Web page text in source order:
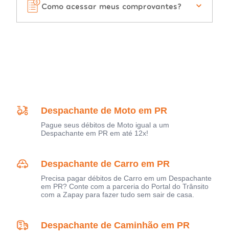
Como acessar meus comprovantes?
Despachante de Moto em PR
Pague seus débitos de Moto igual a um
Despachante em PR em até 12x!
Despachante de Carro em PR
Precisa pagar débitos de Carro em um Despachante
em PR? Conte com a parceria do Portal do Trânsito
com a Zapay para fazer tudo sem sair de casa.
Despachante de Caminhão em PR